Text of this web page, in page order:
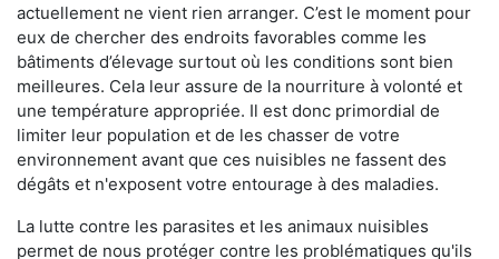
actuellement ne vient rien arranger. C’est le moment pour
eux de chercher des endroits favorables comme les
bâtiments d’élevage surtout où les conditions sont bien
meilleures. Cela leur assure de la nourriture à volonté et
une température appropriée. Il est donc primordial de
limiter leur population et de les chasser de votre
environnement avant que ces nuisibles ne fassent des
dégâts et n'exposent votre entourage à des maladies.
La lutte contre les parasites et les animaux nuisibles
permet de nous protéger contre les problématiques qu'ils